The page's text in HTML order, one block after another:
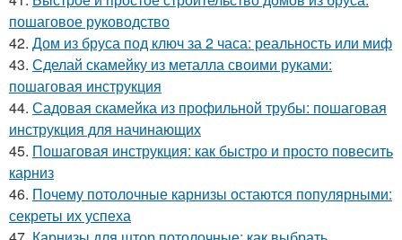
пошаговое руководство
42. Дом из бруса под ключ за 2 часа: реальность или миф
43. Сделай скамейку из металла своими руками:
пошаговая инструкция
44. Садовая скамейка из профильной трубы: пошаговая
инструкция для начинающих
45. Пошаговая инструкция: как быстро и просто повесить
карниз
46. Почему потолочные карнизы остаются популярными:
секреты их успеха